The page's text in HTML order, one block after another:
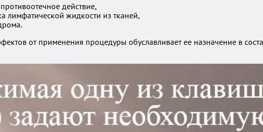
действие,
лимфатической жидкости из тканей,
от применения процедуры обуславливает ее назначение в